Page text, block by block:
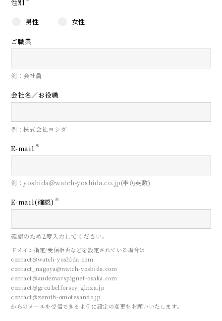
性別
男性 女性
ご職業
例：会社員
会社名／お役職
例：株式会社ヨシダ
E-mail ※
例：yoshida@watch-yoshida.co.jp(半角英数)
E-mail(確認) ※
確認のため2度入力してください。
ドメイン指定/受信拒否などを設定されている場合は
contact@watch-yoshida.com
contact_nagoya@watch-yoshida.com
contact@audemarspiguet-osaka.com
contact@greubelforsey-ginza.jp
contact@zenith-omotesando.jp
からのメールを受信できるように設定の変更をお願いいたします。